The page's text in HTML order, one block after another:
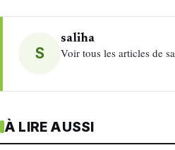
S
saliha
Voir tous les articles de
À LIRE AUSSI